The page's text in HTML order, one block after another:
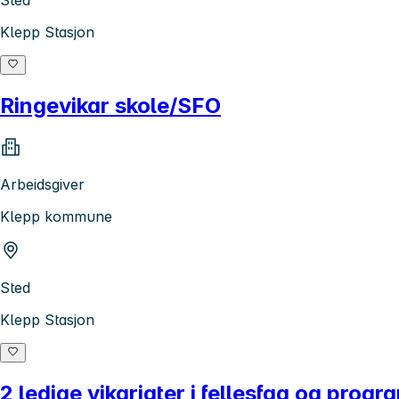
Klepp Stasjon
Ringevikar skole/SFO
Arbeidsgiver
Klepp kommune
Sted
Klepp Stasjon
2 ledige vikariater i fellesfag og